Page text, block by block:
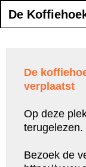
De
De
verplaatst
Op deze
terugelezen.
Bezoek de